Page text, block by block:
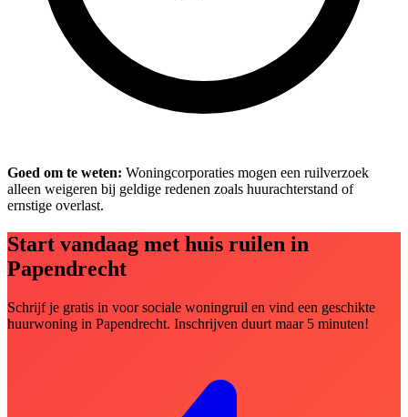
Goed om te weten: Woningcorporaties mogen een ruilverzoek
alleen weigeren bij geldige redenen zoals huurachterstand of
ernstige overlast.
Start vandaag met huis ruilen in
Papendrecht
Schrijf je gratis in voor sociale woningruil en vind een geschikte
huurwoning in Papendrecht. Inschrijven duurt maar 5 minuten!